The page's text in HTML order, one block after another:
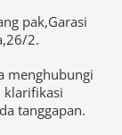
pak,Garasi
2.
menghubungi
klarifikasi
tanggapan.